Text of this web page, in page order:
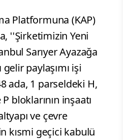
Platformuna (KAP)
''Şirketimizin Yeni
Sarıyer Ayazağa
gelir paylaşımı işi
ada, 1 parseldeki H,
bloklarının inşaatı
ve çevre
kısmi geçici kabulü